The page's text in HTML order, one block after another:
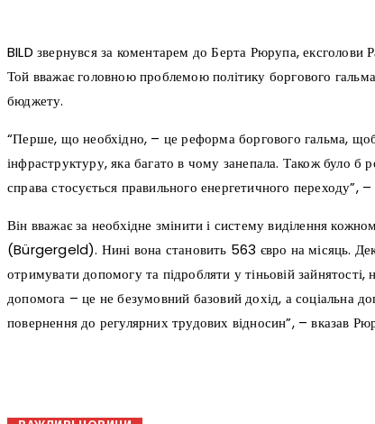
BILD звернувся за коментарем до Берта Рюрупа, ексголови
Той вважає головною проблемою політику боргового
бюджету.
“Перше, що необхідно, – це реформа боргового гальма,
інфраструктуру, яка багато в чому занепала. Також було б
справа стосується правильного енергетичного переходу”,
Він вважає за необхідне змінити і систему виділення
(Bürgergeld). Нині вона становить 563 євро на місяць.
отримувати допомогу та підробляти у тіньовій
допомога – це не безумовний базовий дохід, а соціальна
повернення до регулярних трудових відносин”, – вказав